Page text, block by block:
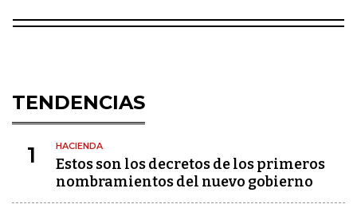
TENDENCIAS
1 HACIENDA
Estos son los decretos de los primeros
nombramientos del nuevo gobierno